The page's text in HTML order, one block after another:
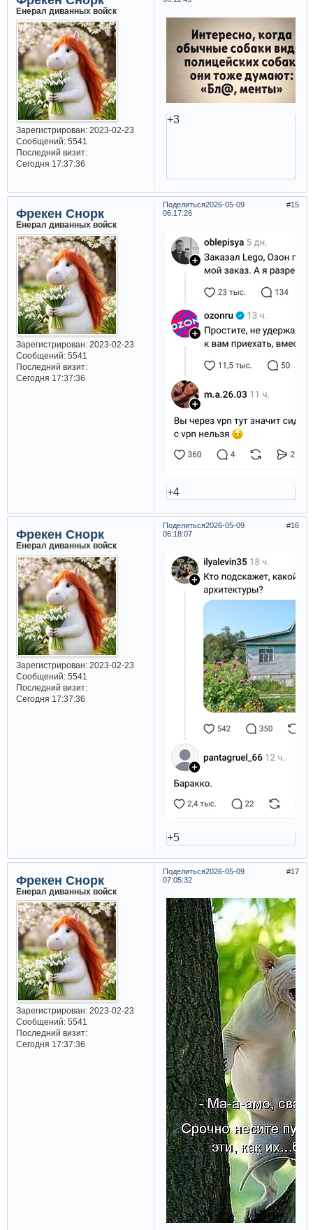
Енерал диванных войск
Зарегистрирован: 2023-02-23
Сообщений:5541
Последний визит:
Сегодня 17:37:36
+3
Поделиться 15
2026-05-09
06:17:26
Фрекен Снорк
Енерал диванных войск
Зарегистрирован: 2023-02-23
Сообщений:5541
Последний визит:
Сегодня 17:37:36
+4
Поделиться 16
2026-05-09
06:18:07
Фрекен Снорк
Енерал диванных войск
Зарегистрирован: 2023-02-23
Сообщений:5541
Последний визит:
Сегодня 17:37:36
+5
Поделиться 17
2026-05-09
07:05:32
Фрекен Снорк
Енерал диванных войск
Зарегистрирован: 2023-02-23
Сообщений:5541
Последний визит:
Сегодня 17:37:36